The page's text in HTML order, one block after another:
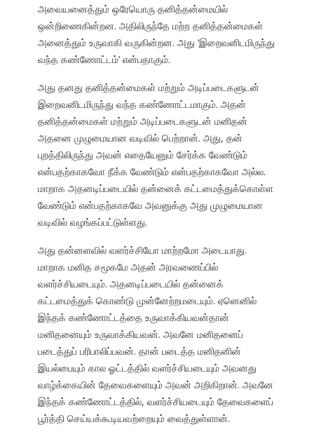
அவையனைத்தும் ஒரேயொரு தனித்தன்மையில்
ஒன்றிணைகின்றன. அதிலிருந்தே மற்ற தனித்தன்மைகள்
அனைத்தும் உருவாகி வருகின்றன. அது ‘இறைவனிடமிருந்து
வந்த கண்ணோட்டம்’ என்பதாகும்.
அது தனது தனித்தன்மைகள் மற்றும் அடிப்படைகளுடன்
இறைவனிடமிருந்து வந்த கண்ணோட்டமாகும். அதன்
தனித்தன்மைகள் மற்றும் அடிப்படைகளுடன் மனிதன்
அதனை முழுமையான வடிவில் பெற்றான். அது, தன்
புறத்திலிருந்து அவன் எதையேனும் சேர்க்க வேண்டும்
என்பதற்காகவோ நீக்க வேண்டும் என்பதற்காகவோ அல்ல.
மாறாக அதனடிப்படையில் தன்னைக் கட்டமைத்துக்கொள்ள
வேண்டும் என்பதற்காகவே அவனுக்கு அது முழுமையான
வடிவில் வழங்கப்பட்டுள்ளது.
அது தன்னளவில் வளர்ச்சியோ மாற்றமோ அடையாது.
மாறாக மனித சமூகமே அதன் அரவணைப்பில்
வளர்ச்சியடையும். அதனடிப்படையில் தன்னைக்
கட்டமைத்துக் கொண்டு முன்னேற்றமடையும். ஏனெனில்
இந்தக் கண்ணோட்டத்தை உருவாக்கியவன்தான்
மனிதனையும் உருவாக்கியவன். அவனே மனிதனைப்
படைத்துப் பரிபாலிப்பவன். தான் படைத்த மனிதனின்
இயல்பையும் கால ஓட்டத்தில் வளர்ச்சியடையும் அவனது
வாழ்க்கையின் தேவைகளையும் அவன் அறிகிறான். அவனே
இந்தக் கண்ணோட்டத்தில், வளர்ச்சியடையும் தேவைகளைப்
பூர்த்தி செய்யக்கூடியவற்றையும் வைத்துள்ளான்.